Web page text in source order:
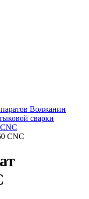
Волжанин
сварки
CNC